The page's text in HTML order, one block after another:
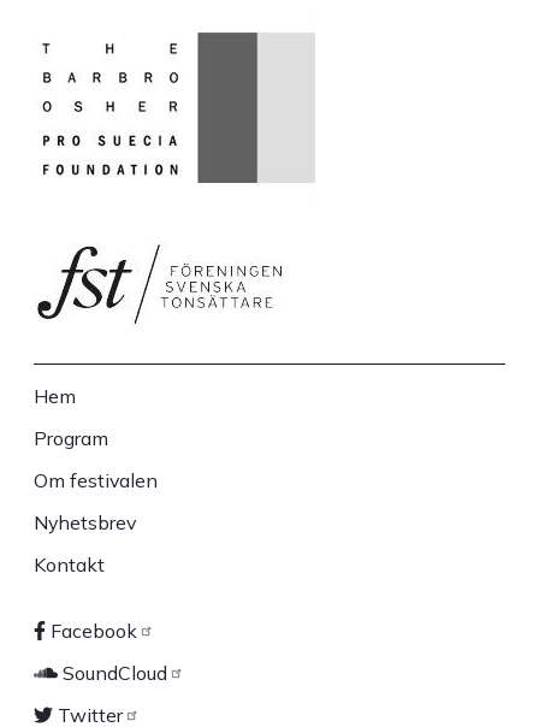
Sidfot
Hem
Program
Om festivalen
Nyhetsbrev
Kontakt
Sociala
Facebook
SoundCloud
Twitter